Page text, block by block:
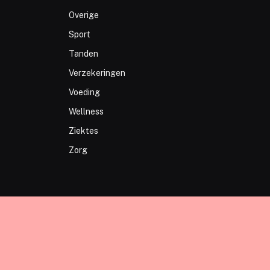
Overige
Sport
Tanden
Verzekeringen
Voeding
Wellness
Ziektes
Zorg